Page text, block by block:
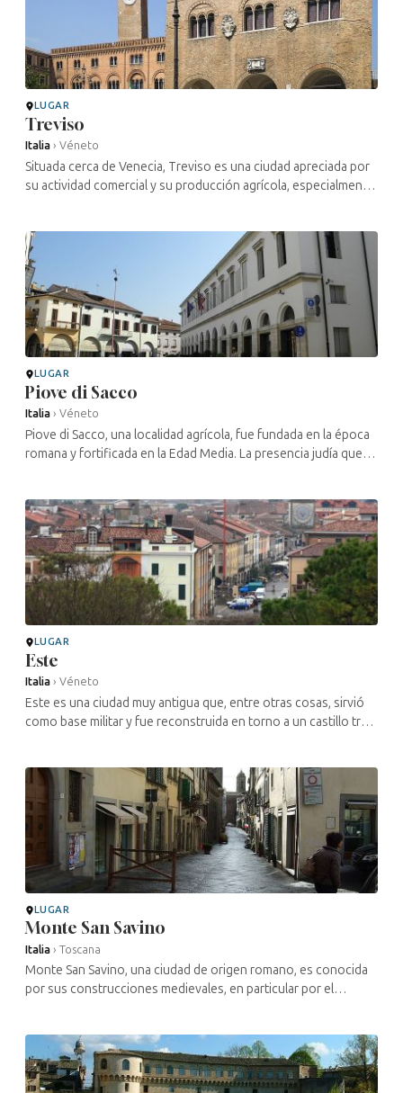
LUGAR
Treviso
Italia › Véneto
Situada cerca de Venecia, Treviso es una ciudad apreciada por
su actividad comercial y su producción agrícola, especialmente
LUGAR
Piove di Sacco
Italia › Véneto
Piove di Sacco, una localidad agrícola, fue fundada en la época
romana y fortificada en la Edad Media. La presencia judía queda
LUGAR
Este
Italia › Véneto
Este es una ciudad muy antigua que, entre otras cosas, sirvió
como base militar y fue reconstruida en torno a un castillo tras
LUGAR
Monte San Savino
Italia › Toscana
Monte San Savino, una ciudad de origen romano, es conocida
por sus construcciones medievales, en particular por el